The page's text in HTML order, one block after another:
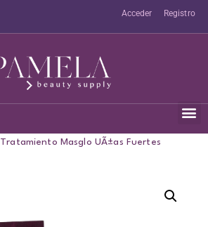
Acceder Registro
Tratamiento Masglo UÃ±as Fuertes